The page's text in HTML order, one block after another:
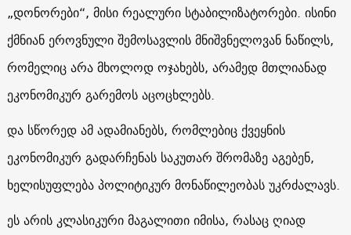
„დონორები“, მისი რეალური სტაბილიზატორები. ისინი
ქმნიან ეროვნული შემოსავლის მნიშვნელოვან ნაწილს,
რომელიც არა მხოლოდ ოჯახებს, არამედ მთლიანად
ეკონომიკურ გარემოს აცოცხლებს.
და სწორედ ამ ადამიანებს, რომლებიც ქვეყნის
ეკონომიკურ გადარჩენას საკუთარ შრომაზე აგებენ,
ხელისუფლება პოლიტიკურ მონაწილეობას უკრძალავს.
ეს არის კლასიკური მაგალითი იმისა, რასაც ღიად